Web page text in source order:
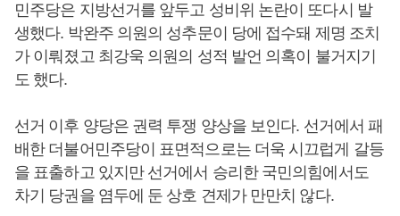
민주당은 지방선거를 앞두고 성비위 논란이 또다시 발
생했다. 박완주 의원의 성추문이 당에 접수돼 제명 조치
가 이뤄졌고 최강욱 의원의 성적 발언 의혹이 불거지기
도 했다.
선거 이후 양당은 권력 투쟁 양상을 보인다. 선거에서 패
배한 더불어민주당이 표면적으로는 더욱 시끄럽게 갈등
을 표출하고 있지만 선거에서 승리한 국민의힘에서도
차기 당권을 염두에 둔 상호 견제가 만만치 않다.